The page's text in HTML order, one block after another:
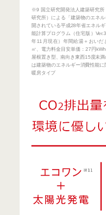
※9 国立研究開発法人建築研究所
研究所）による「建築物のエネ
開されている平成28年省エネル
能計算プログラム（住宅版）
年11月現在）年間給湯＋おい
㎥、電力料金目安単価：27円
屋根置き型、南向き東西15度未
は建築物のエネルギー消費性能
暖房タイプ